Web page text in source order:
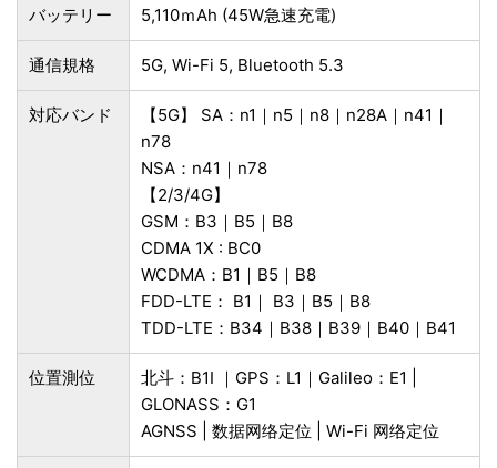
バッテリー 5,110ｍAh (45W急速充電)
通信規格 5G, Wi-Fi 5, Bluetooth 5.3
対応バンド
【5G】 SA：n1｜n5｜n8｜n28A｜n41｜
n78
NSA：n41｜n78
【2/3/4G】
GSM：B3｜B5｜B8
CDMA 1X : BC0
WCDMA：B1｜B5｜B8
FDD-LTE： B1｜ B3｜B5｜B8
TDD-LTE：B34｜B38｜B39｜B40｜B41
位置測位
北斗：B1I ｜GPS：L1｜Galileo：E1 |
GLONASS：G1
AGNSS | 数据网络定位 | Wi-Fi 网络定位